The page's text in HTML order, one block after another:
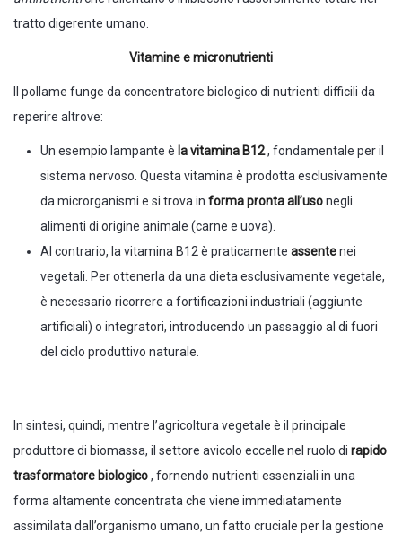
tratto digerente umano.
Vitamine e micronutrienti
Il pollame funge da concentratore biologico di nutrienti difficili da
reperire altrove:
Un esempio lampante è la vitamina B12, fondamentale per il
sistema nervoso. Questa vitamina è prodotta esclusivamente
da microrganismi e si trova in forma pronta all’usonegli
alimenti di origine animale (carne e uova).
Al contrario, la vitamina B12 è praticamente assentenei
vegetali. Per ottenerla da una dieta esclusivamente vegetale,
è necessario ricorrere a fortificazioni industriali (aggiunte
artificiali) o integratori, introducendo un passaggio al di fuori
del ciclo produttivo naturale.
In sintesi, quindi, mentre l’agricoltura vegetale è il principale
produttore di biomassa, il settore avicolo eccelle nel ruolo di rapido
trasformatore biologico, fornendo nutrienti essenziali in una
forma altamente concentrata che viene immediatamente
assimilata dall’organismo umano, un fatto cruciale per la gestione